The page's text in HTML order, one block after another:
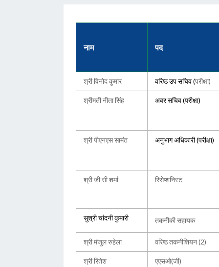
नाम पद
श्री विनोद कुमार वरिष्ठ उप सचिव (परीक्षा)
श्रीमती नीता सिंह अवर सचिव (परीक्षा)
श्री पीएनएस सामंत अनुभाग अधिकारी (परीक्षा)
श्री जी सी शर्मा रिसेप्शनिस्ट
सुश्री चांदनी कुमारी तकनीकी सहायक
श्री मंजुल रुहेला वरिष्ठ तकनीशियन (2)
श्री रितेश एएसओ(जी)